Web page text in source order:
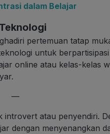
dalam Belajar
pertemuan tatap
untuk
online atau kelas-kelas
—
atau penyendiri.
dengan menyenangkan